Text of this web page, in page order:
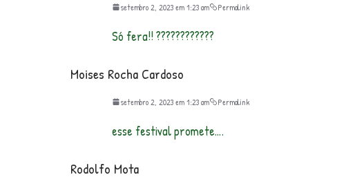
setembro 2, 2023 em 1:23 am Permalink
Só fera!! ????????????
Moises Rocha Cardoso
setembro 2, 2023 em 1:23 am Permalink
esse festival promete….
Rodolfo Mota